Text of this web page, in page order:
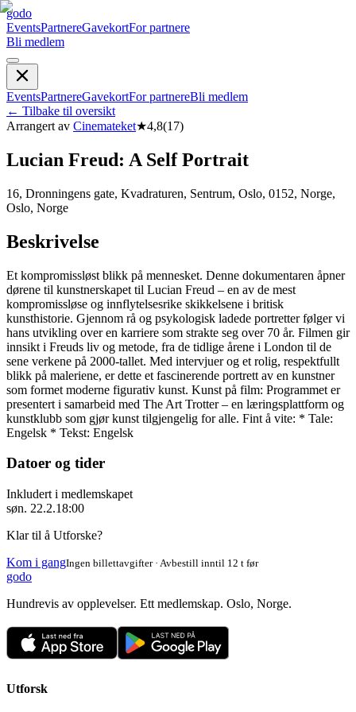
godo
EventsPartnereGavekortFor partnere
Bli medlem
EventsPartnereGavekortFor partnereBli medlem
← Tilbake til oversikt
Arrangert av Cinemateket★4,8(17)
Lucian Freud: A Self Portrait
16, Dronningens gate, Kvadraturen, Sentrum, Oslo, 0152, Norge,
Oslo, Norge
Beskrivelse
Et kompromissløst blikk på mennesket. Denne dokumentaren åpner
dørene til kunstnerskapet til Lucian Freud – en av de mest
kompromissløse og innflytelsesrike skikkelsene i britisk
kunsthistorie. Gjennom rå og psykologisk ladede portretter følger vi
hans utvikling over en karriere som strakte seg over 70 år. Filmen gir
innsikt i Freuds liv og metode, fra de tidlige årene i London til de
sene verkene på 2000-tallet. Med intervjuer og et rolig, respektfullt
blikk på maleriene, er dette et fascinerende portrett av en kunstner
som formet moderne figurativ kunst. Kunst på film: Programmet er
presentert i samarbeid med The Art Trotter – en læringsplattform og
kunstklubb som gjør kunst tilgjengelig for alle. Fint å vite: * Tale:
Engelsk * Tekst: Engelsk
Datoer og tider
Inkludert i medlemskapet
søn. 22.2.18:00
Klar til å Utforske?
Kom i gangIngen billettavgifter · Avbestill inntil 12 t før
godo
Hundrevis av opplevelser. Ett medlemskap. Oslo, Norge.
Utforsk